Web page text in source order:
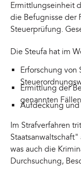
Ermittlungseinheit
die Befugnisse der
Steuerprüfung.
Die Steufa hat im
Erforschung von
Ermittlung der
genannten
Aufdeckung und
Im Strafverfahren
was auch die
Durchsuchung,